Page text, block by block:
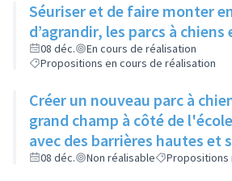
Séuriser et de faire monter
d’agrandir, les parcs à
08 déc.
En cours de réalisation
Propositions en cours de réalisation
Créer un nouveau parc à
grand champ à côté de
avec des barrières hautes et
pour qu'il y ait assez
08 déc. Non réalisable Propositions